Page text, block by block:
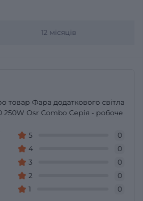
12 місяців
товар Фара додаткового світла
250W Osr Combo Серія - робоче
5
0
4
0
3
0
2
0
1
0